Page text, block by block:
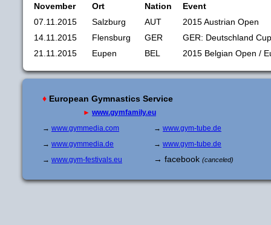
November Ort Nation
Event
07.11.2015
Salzburg AUT
2015 Austrian Open
14.11.2015
Flensburg GER
GER: Deutschland
21.11.2015
Eupen BEL 2015 Belgian Open /
♦ European Gymnastics Service
► www.gymfamily.eu
→ www.gymmedia.com → www.gym-tube.de
→ www.gymmedia.de → www.gym-tube.de
→ www.gym-festivals.eu → facebook (canceled)